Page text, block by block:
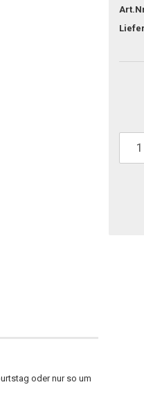
Konto
Passwort
oder nur so um